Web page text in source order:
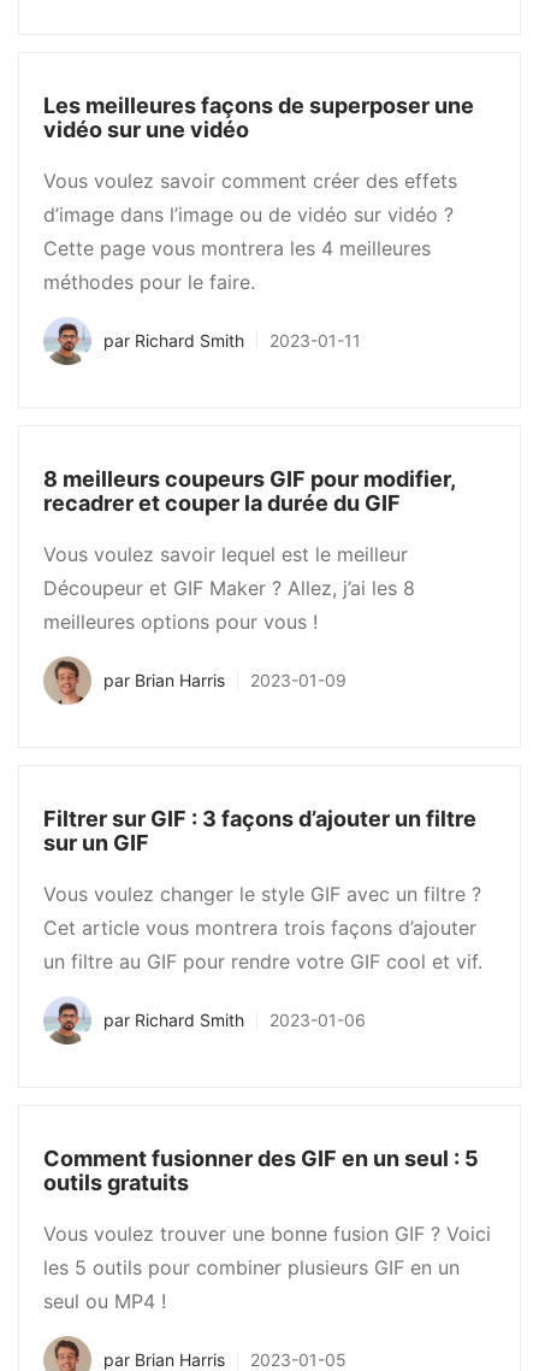
Les meilleures façons de superposer une
vidéo sur une vidéo
Vous voulez savoir comment créer des effets
d’image dans l’image ou de vidéo sur vidéo ?
Cette page vous montrera les 4 meilleures
méthodes pour le faire.
par Richard Smith 2023-01-11
8 meilleurs coupeurs GIF pour modifier,
recadrer et couper la durée du GIF
Vous voulez savoir lequel est le meilleur
Découpeur et GIF Maker ? Allez, j’ai les 8
meilleures options pour vous !
par Brian Harris 2023-01-09
Filtrer sur GIF : 3 façons d’ajouter un filtre
sur un GIF
Vous voulez changer le style GIF avec un filtre ?
Cet article vous montrera trois façons d’ajouter
un filtre au GIF pour rendre votre GIF cool et vif.
par Richard Smith 2023-01-06
Comment fusionner des GIF en un seul : 5
outils gratuits
Vous voulez trouver une bonne fusion GIF ? Voici
les 5 outils pour combiner plusieurs GIF en un
seul ou MP4 !
par Brian Harris 2023-01-05